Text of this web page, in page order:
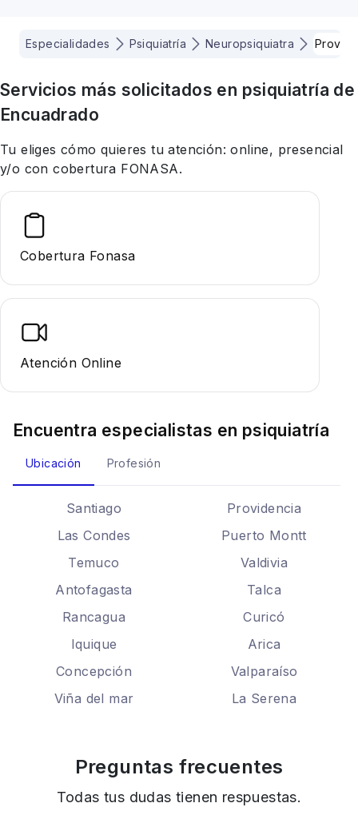
Especialidades Psiquiatría Neuropsiquiatra
Servicios más solicitados en psiquiatría de
Encuadrado
Tu eliges cómo quieres tu atención: online, presencial
y/o con cobertura FONASA.
Cobertura Fonasa
Atención Online
Encuentra especialistas en psiquiatría
Ubicación Profesión
Santiago
Providencia
Las Condes
Puerto Montt
Temuco
Valdivia
Antofagasta
Talca
Rancagua
Curicó
Iquique
Arica
Concepción
Valparaíso
Viña del mar
La Serena
Preguntas frecuentes
Todas tus dudas tienen respuestas.